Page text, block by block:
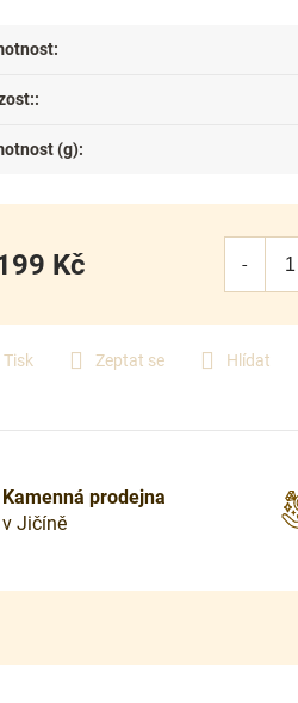
Tisk Zeptat se Hlídat
Kč
:
:
(g):
Kamenná prodejna
v Jičíně